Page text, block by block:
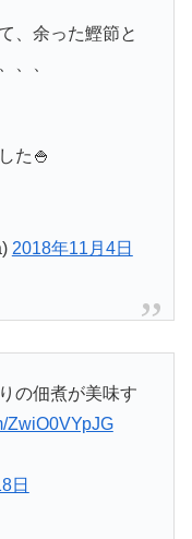
、余った鰹節と
、、
た🍚
2018年11月4日
の佃煮が美味す
ZwiO0VYpJG
日